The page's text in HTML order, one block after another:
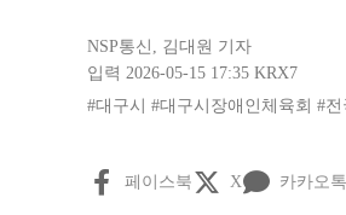
NSP통신 , 김대원 기자
입력 2026-05-15 17:35 KRX7
#대구시
#대구시장애인체육회 #전
페이스북 X 카카오톡